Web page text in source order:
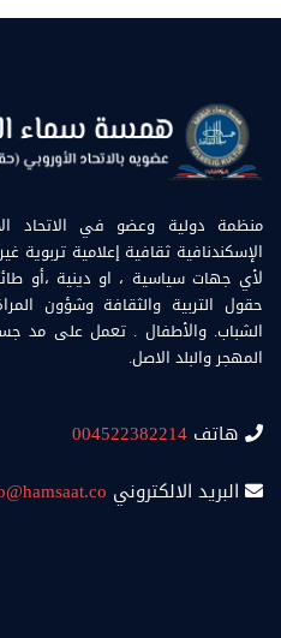
منظمة دولية وعضو في الاتحاد
الإسكندنافية ثقافية إعلامية تربوية
لأي جهات سياسية ، او دينية ،أو
حقول التربية والثقافة وشؤون
الشباب. والأطفال . تعمل على مد
المهجر والبلد الاصل.
هاتف 004522382214
البريد الالكتروني